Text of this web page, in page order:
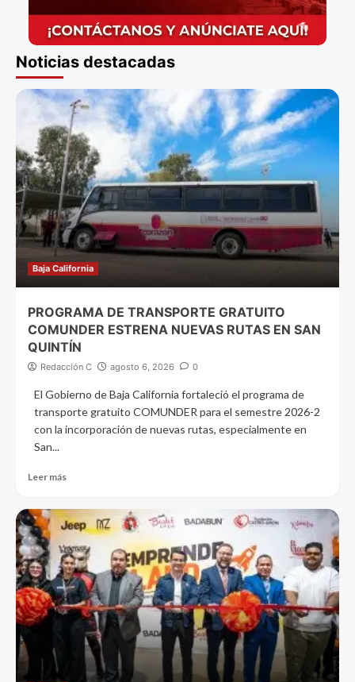
Noticias destacadas
Baja California
PROGRAMA DE TRANSPORTE GRATUITO
COMUNDER ESTRENA NUEVAS RUTAS EN SAN
QUINTÍN
Redacción C agosto 6, 2026 0
El Gobierno de Baja California fortaleció el programa de
transporte gratuito COMUNDER para el semestre 2026-2
con la incorporación de nuevas rutas, especialmente en
San...
Leer más